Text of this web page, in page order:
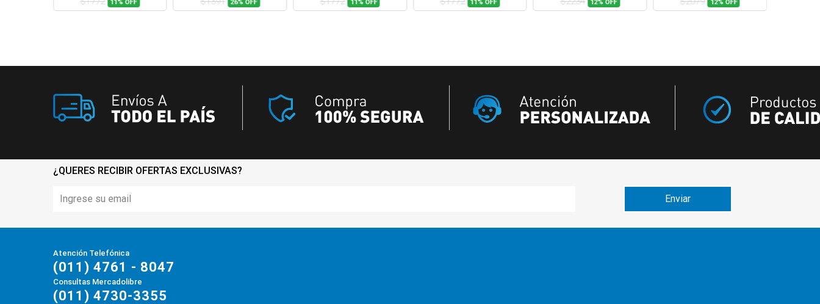
26%OFF 11%OFF 11%OFF 12%OFF 12%OFF 18%OFF
¿QUERES RECIBIR OFERTAS EXCLUSIVAS?
Atención Telefónica
(011) 4761 - 8047
Consultas Mercadolibre
(011) 4730-3355